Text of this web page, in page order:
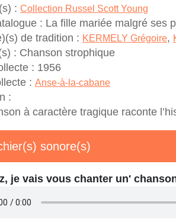
: Collection Russel Scott Young
: La fille mariée malgré ses
de tradition : KERMELY Grégoire,
: Chanson strophique
: 1956
: Anse-à-la-cabane
:
à caractère tragique raconte
sonore(s)
je vais vous chanter un'